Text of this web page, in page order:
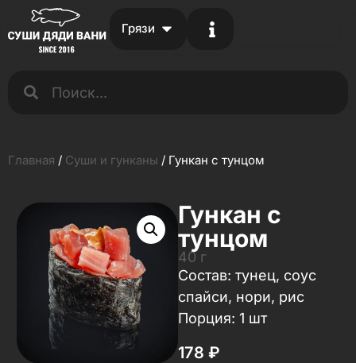
Грязи
Главная / Суши и гунканы / Гункан с тунцом
Гункан с
тунцом
40 г
Состав: тунец, соус
спайси, нори, рис
Порция: 1 шт
178 ₽